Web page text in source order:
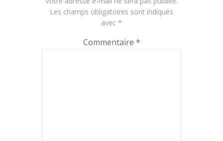
Les champs obligatoires sont indiqués
avec *
Commentaire *